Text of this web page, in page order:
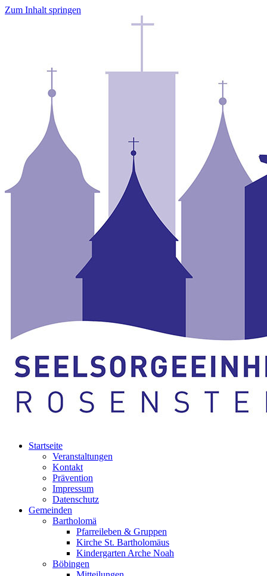
Zum Inhalt springen
Startseite
Veranstaltungen
Kontakt
Prävention
Impressum
Datenschutz
Gemeinden
Bartholomä
Pfarreileben & Gruppen
Kirche St. Bartholomäus
Kindergarten Arche Noah
Böbingen